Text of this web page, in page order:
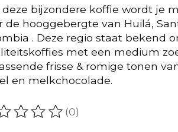
deze bijzondere koffie wordt je
de hooggebergte van Huilá,
. Deze regio staat bekend
met een medium
frisse & romige tonen
en melkchocolade.
van dit product is
(0)